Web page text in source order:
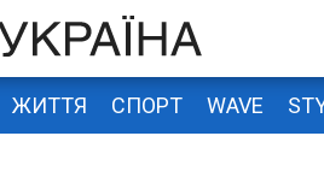
ЖИТТЯ СПОРТ WAVE